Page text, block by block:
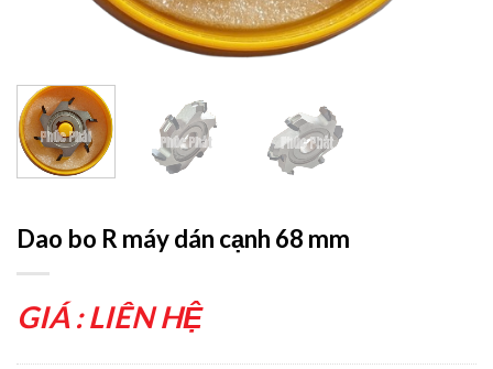
Dao bo R máy dán cạnh 68 mm
GIÁ : LIÊN HỆ